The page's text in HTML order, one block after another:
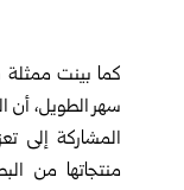
كما بينت ممثلة
سهر الطويل،
المشاركة إلى
منتجاتها من